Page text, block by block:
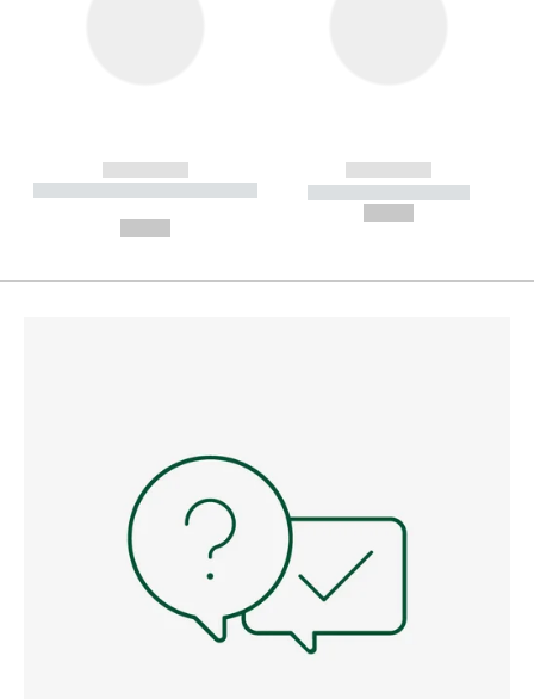
------------
----------- ----------- --------
------------
----------- -----------